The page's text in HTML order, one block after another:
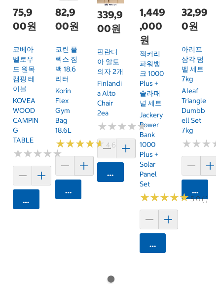
75,9
00원
코베아
벨로우
드 원목
캠핑 테
이블
KOVEA
WOOD
CAMPIN
G
TABLE
★★★★★
★★★★★
카트에 담기
82,9
00원
코린 플
렉스 짐
백 18.6
리터
Korin
Flex
Gym
Bag
18.6L
★★★★★
★★★★★ 4.6 (5)
카트에 담기
339,9
00원
핀란디
아 알토
의자 2개
Finlandi
A Alto
Chair
2ea
★★★★★
★★★★★
카트에 담기
1,449
,000
원
잭커리
파워뱅
크 1000
Plus +
솔라패
널 세트
Jackery
Power
Bank
1000
Plus +
Solar
Panel
Set
★★★★★
★★★★★5.0 (1)
카트에 담기
32,99
0원
아리프
삼각 덤
벨 세트
7kg
Aleaf
Triangle
Dumbb
Ell Set
7kg
★★★
★★★
카트에